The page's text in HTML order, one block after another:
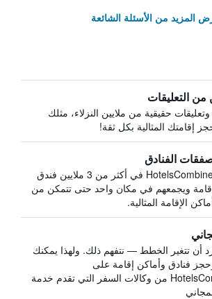
المزيد من الأسئلة الشائعة
من التعليقات
حقيقية من ملايين النزلاء، مثلك
إقامتك المثالية بكل ثقة!
الفنادق
يبحث HotelsCombined في أكثر من 3 ملايين فندق
ويجمعهم في مكان واحد حتى تتمكن من
الإقامة المثالية.
أن تتغير الخطط — نتفهم ذلك. ولهذا يمكنك
فنادق وأماكن إقامة على
HotelsCombined من وكالات السفر التي تقدم خدمة